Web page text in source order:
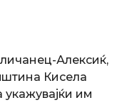
Алексиќ,
Кисела
им